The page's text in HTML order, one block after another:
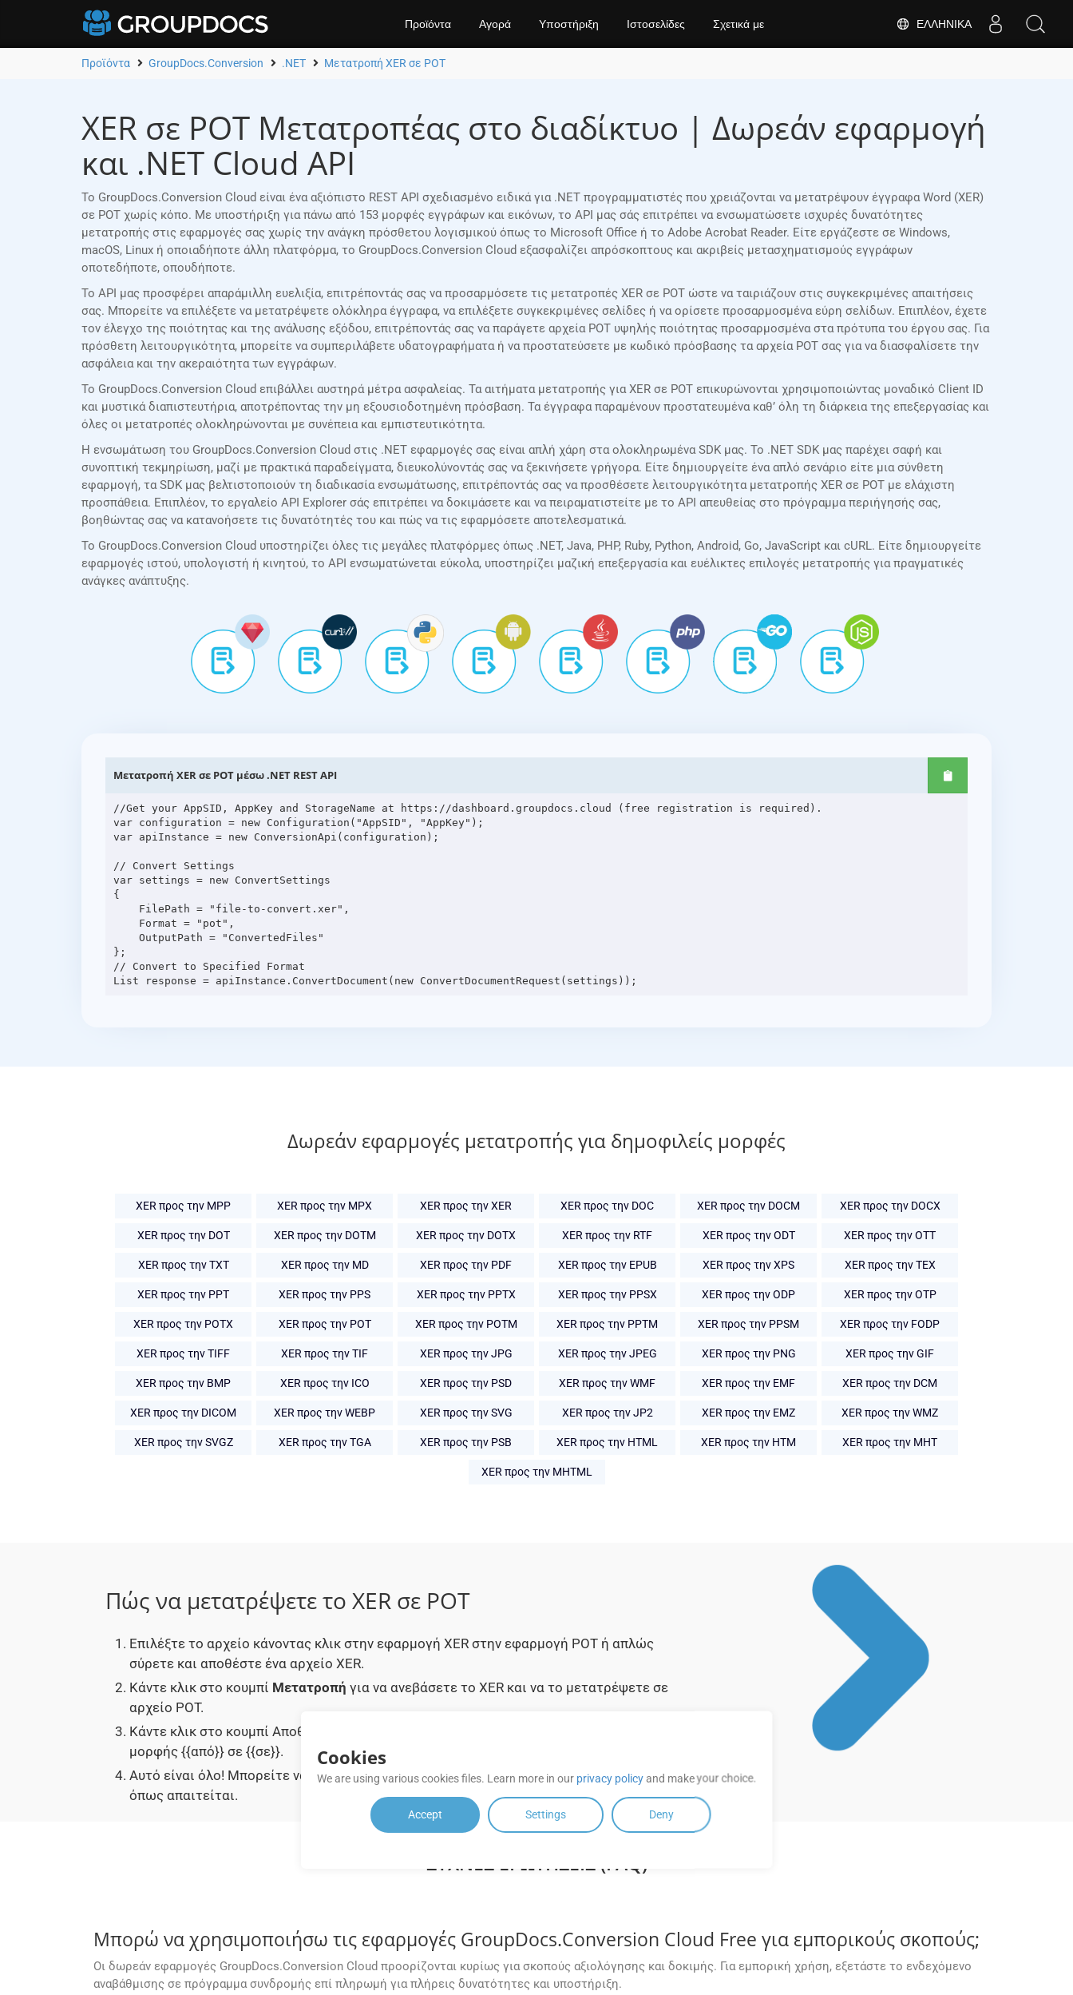
ΕΛΛΗΝΙΚΆ
Προϊόντα Αγορά Υποστήριξη Ιστοσελίδες Σχετικά με
Προϊόντα GroupDocs.Conversion .NET Μετατροπή XER σε POT
XER σε POT Μετατροπέας στο διαδίκτυο | Δωρεάν εφαρμογή
και .NET Cloud API
Το GroupDocs.Conversion Cloud είναι ένα αξιόπιστο REST API σχεδιασμένο ειδικά για .NET προγραμματιστές που χρειάζονται να μετατρέψουν έγγραφα Word (XER)
σε POT χωρίς κόπο. Με υποστήριξη για πάνω από 153 μορφές εγγράφων και εικόνων, το API μας σάς επιτρέπει να ενσωματώσετε ισχυρές δυνατότητες
μετατροπής στις εφαρμογές σας χωρίς την ανάγκη πρόσθετου λογισμικού όπως το Microsoft Office ή το Adobe Acrobat Reader. Είτε εργάζεστε σε Windows,
macOS, Linux ή οποιαδήποτε άλλη πλατφόρμα, το GroupDocs.Conversion Cloud εξασφαλίζει απρόσκοπτους και ακριβείς μετασχηματισμούς εγγράφων
οποτεδήποτε, οπουδήποτε.
Το API μας προσφέρει απαράμιλλη ευελιξία, επιτρέποντάς σας να προσαρμόσετε τις μετατροπές XER σε POT ώστε να ταιριάζουν στις συγκεκριμένες απαιτήσεις
σας. Μπορείτε να επιλέξετε να μετατρέψετε ολόκληρα έγγραφα, να επιλέξετε συγκεκριμένες σελίδες ή να ορίσετε προσαρμοσμένα εύρη σελίδων. Επιπλέον, έχετε
τον έλεγχο της ποιότητας και της ανάλυσης εξόδου, επιτρέποντάς σας να παράγετε αρχεία POT υψηλής ποιότητας προσαρμοσμένα στα πρότυπα του έργου σας. Για
πρόσθετη λειτουργικότητα, μπορείτε να συμπεριλάβετε υδατογραφήματα ή να προστατεύσετε με κωδικό πρόσβασης τα αρχεία POT σας για να διασφαλίσετε την
ασφάλεια και την ακεραιότητα των εγγράφων.
Το GroupDocs.Conversion Cloud επιβάλλει αυστηρά μέτρα ασφαλείας. Τα αιτήματα μετατροπής για XER σε POT επικυρώνονται χρησιμοποιώντας μοναδικό Client ID
και μυστικά διαπιστευτήρια, αποτρέποντας την μη εξουσιοδοτημένη πρόσβαση. Τα έγγραφα παραμένουν προστατευμένα καθ’ όλη τη διάρκεια της επεξεργασίας και
όλες οι μετατροπές ολοκληρώνονται με συνέπεια και εμπιστευτικότητα.
Η ενσωμάτωση του GroupDocs.Conversion Cloud στις .NET εφαρμογές σας είναι απλή χάρη στα ολοκληρωμένα SDK μας. Το .NET SDK μας παρέχει σαφή και
συνοπτική τεκμηρίωση, μαζί με πρακτικά παραδείγματα, διευκολύνοντάς σας να ξεκινήσετε γρήγορα. Είτε δημιουργείτε ένα απλό σενάριο είτε μια σύνθετη
εφαρμογή, τα SDK μας βελτιστοποιούν τη διαδικασία ενσωμάτωσης, επιτρέποντάς σας να προσθέσετε λειτουργικότητα μετατροπής XER σε POT με ελάχιστη
προσπάθεια. Επιπλέον, το εργαλείο API Explorer σάς επιτρέπει να δοκιμάσετε και να πειραματιστείτε με το API απευθείας στο πρόγραμμα περιήγησής σας,
βοηθώντας σας να κατανοήσετε τις δυνατότητές του και πώς να τις εφαρμόσετε αποτελεσματικά.
Το GroupDocs.Conversion Cloud υποστηρίζει όλες τις μεγάλες πλατφόρμες όπως .NET, Java, PHP, Ruby, Python, Android, Go, JavaScript και cURL. Είτε δημιουργείτε
εφαρμογές ιστού, υπολογιστή ή κινητού, το API ενσωματώνεται εύκολα, υποστηρίζει μαζική επεξεργασία και ευέλικτες επιλογές μετατροπής για πραγματικές
ανάγκες ανάπτυξης.
Μετατροπή XER σε POT μέσω .NET REST API
//Get your AppSID, AppKey and StorageName at https://dashboard.groupdocs.cloud (free registration is required).
var configuration = new Configuration("AppSID", "AppKey");
var apiInstance = new ConversionApi(configuration);
// Convert Settings
var settings = new ConvertSettings
{
};
// Convert to Specified Format
Δωρεάν εφαρμογές μετατροπής για δημοφιλείς μορφές
XER προς την MPP XER προς την MPX XER προς την XER XER προς την DOC XER προς την DOCM XER προς την DOCX
XER προς την DOT XER προς την DOTM XER προς την DOTX XER προς την RTF XER προς την ODT XER προς την OTT
XER προς την TXT XER προς την MD XER προς την PDF XER προς την EPUB XER προς την XPS XER προς την TEX
XER προς την PPT XER προς την PPS XER προς την PPTX XER προς την PPSX XER προς την ODP XER προς την OTP
XER προς την POTX XER προς την POT XER προς την POTM XER προς την PPTM XER προς την PPSM XER προς την FODP
XER προς την TIFF XER προς την TIF XER προς την JPG XER προς την JPEG XER προς την PNG XER προς την GIF
XER προς την BMP XER προς την ICO XER προς την PSD XER προς την WMF XER προς την EMF XER προς την DCM
XER προς την DICOM XER προς την WEBP XER προς την SVG XER προς την JP2 XER προς την EMZ XER προς την WMZ
XER προς την SVGZ XER προς την TGA XER προς την PSB XER προς την HTML XER προς την HTM XER προς την MHT
XER προς την MHTML
Πώς να μετατρέψετε το XER σε POT
Επιλέξτε το αρχείο κάνοντας κλικ στην εφαρμογή XER στην εφαρμογή POT ή απλώς
σύρετε και αποθέστε ένα αρχείο XER.
Κάντε κλικ στο κουμπί Μετατροπή για να ανεβάσετε το XER και να το μετατρέψετε σε
αρχείο POT.
Κάντε κλικ στο κουμπί Αποθήκευση όταν εμφανιστεί μετά την επιτυχή μετατροπή
μορφής {{από}} σε {{σε}}.
Αυτό είναι όλο! Μπορείτε να χρησιμοποιήσετε το έγγραφο που μετατράπηκε σε POT
όπως απαιτείται.
ΣΥΧΝΈΣ ΕΡΩΤΉΣΕΙΣ (FAQ)
Μπορώ να χρησιμοποιήσω τις εφαρμογές GroupDocs.Conversion Cloud Free για εμπορικούς σκοπούς;
Οι δωρεάν εφαρμογές GroupDocs.Conversion Cloud προορίζονται κυρίως για σκοπούς αξιολόγησης και δοκιμής. Για εμπορική χρήση, εξετάστε το ενδεχόμενο
αναβάθμισης σε πρόγραμμα συνδρομής επί πληρωμή για πλήρεις δυνατότητες και υποστήριξη.
Cookies
We are using various cookies files. Learn more in our privacy policyand make your choice.
Accept Settings Deny